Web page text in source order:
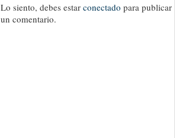
Lo siento, debes estarconectado para publicar
un comentario.